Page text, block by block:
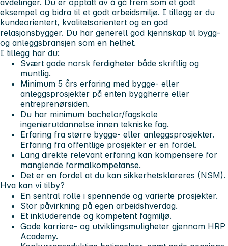
eksempel og bidra til et godt arbeidsmiljø. I tillegg er du
kundeorientert, kvalitetsorientert og en god
relasjonsbygger. Du har generell god kjennskap til bygg-
og anleggsbransjen som en helhet.
I tillegg har du:
Svært gode norsk ferdigheter både skriftlig og
muntlig.
Minimum 5 års erfaring med bygge- eller
anleggsprosjekter på enten byggherre eller
entreprenørsiden.
Du har minimum bachelor/fagskole
ingeniørutdannelse innen tekniske fag.
Erfaring fra større bygge- eller anleggsprosjekter.
Erfaring fra offentlige prosjekter er en fordel.
Lang direkte relevant erfaring kan kompensere for
manglende formalkompetanse.
Det er en fordel at du kan sikkerhetsklareres (NSM).
Hva kan vi tilby?
En sentral rolle i spennende og varierte prosjekter.
Stor påvirkning på egen arbeidshverdag.
Et inkluderende og kompetent fagmiljø.
Gode karriere- og utviklingsmuligheter gjennom HRP
Academy.